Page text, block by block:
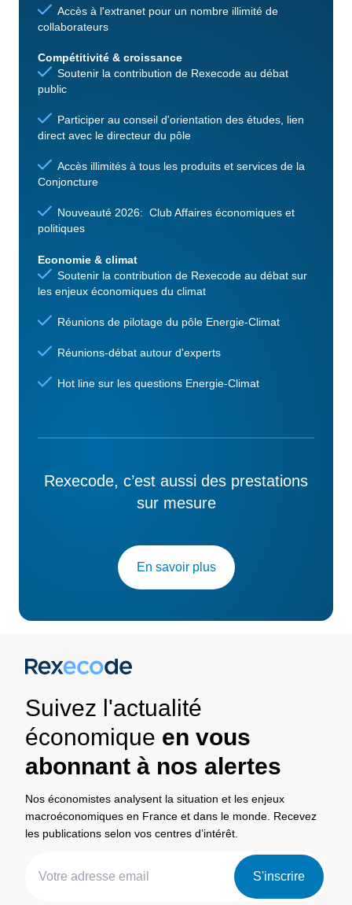
Accès à l'extranet pour un nombre illimité de
collaborateurs
Compétitivité & croissance
Soutenir la contribution de Rexecode au débat
public
Participer au conseil d'orientation des études, lien
direct avec le directeur du pôle
Accès illimités à tous les produits et services de la
Conjoncture
Nouveauté 2026: Club Affaires économiques et
politiques
Economie & climat
Soutenir la contribution de Rexecode au débat sur
les enjeux économiques du climat
Réunions de pilotage du pôle Energie-Climat
Réunions-débat autour d'experts
Hot line sur les questions Energie-Climat
Rexecode, c’est aussi des prestations
sur mesure
En savoir plus
Suivez l'actualité
économique en vous
abonnant à nos alertes
Nos économistes analysent la situation et les enjeux
macroéconomiques en France et dans le monde. Recevez
les publications selon vos centres d’intérêt.
S'inscrire